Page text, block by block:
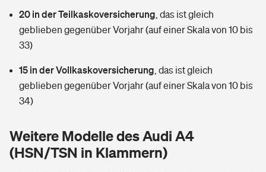
Sie haben Fragen?
Restkreditversicherung
Tools
Hochwasser-Check: Wie gefährdet ist Ihr Haus?
Reiseversicherung
Hundehalter-Haftpflicht
Handyversicherung
Private Cyberversicherung
Tools
Wer versichert was: Jetzt Versicherer finden
Rentenrechner: Wie viel Geld bekomme ich im Alter?
20 in der Teilkaskoversicherung das ist gleich
geblieben gegenüber Vorjahr (auf einer Skala von 10 bis
33)
15 in der Vollkaskoversicherung das ist gleich
geblieben gegenüber Vorjahr (auf einer Skala von 10 bis
34)
Weitere Modelle des Audi A4
(HSN/TSN in Klammern)